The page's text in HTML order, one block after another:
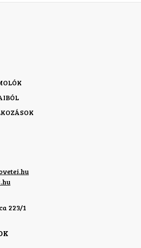
223/1